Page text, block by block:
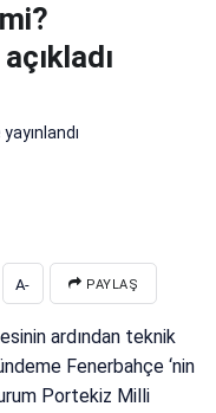
A- PAYLAŞ
ardından teknik
Fenerbahçe ‘nin
Portekiz Milli